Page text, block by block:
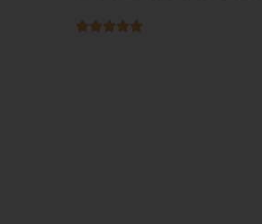
